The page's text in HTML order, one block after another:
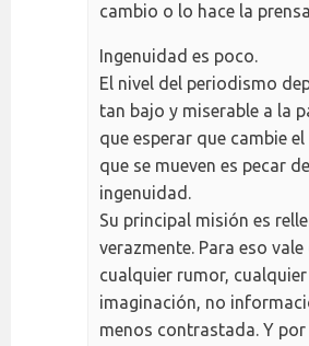
cambio o lo hace la
Ingenuidad es poco.
El nivel del periodismo
tan bajo y miserable a la
que esperar que cambie
que se mueven es pecar
ingenuidad.
Su principal misión es
verazmente. Para eso
cualquier rumor,
imaginación, no
menos contrastada. Y